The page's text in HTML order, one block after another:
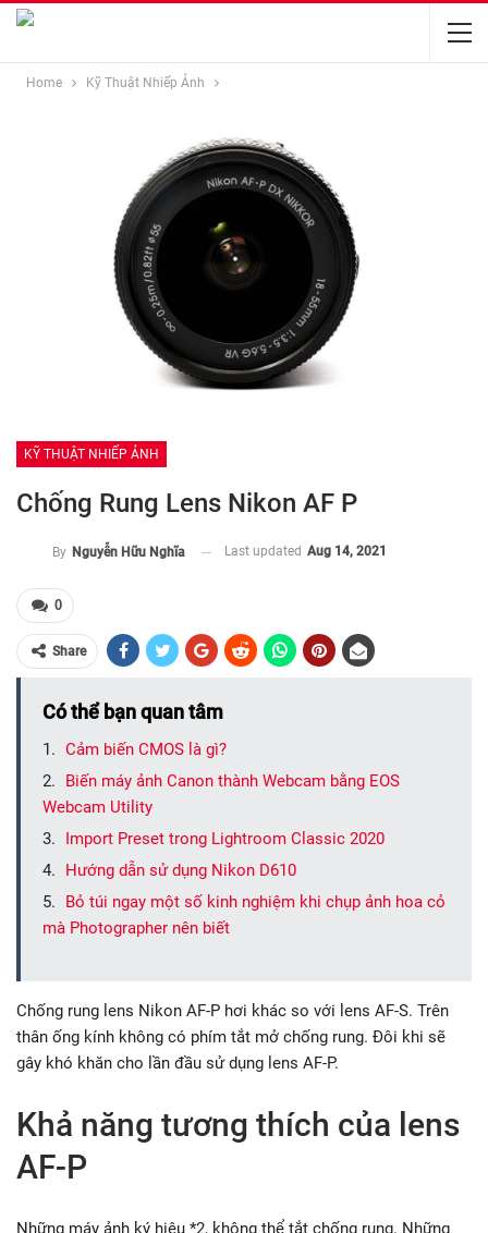
Home Kỹ Thuật Nhiếp Ảnh
KỸ THUẬT NHIẾP ẢNH
Chống Rung Lens Nikon AF P
By Nguyễn Hữu Nghĩa Last updated Aug 14, 2021
0
Share
Có thể bạn quan tâm
Cảm biến CMOS là gì?
Biến máy ảnh Canon thành Webcam bằng EOS
Webcam Utility
Import Preset trong Lightroom Classic 2020
Hướng dẫn sử dụng Nikon D610
Bỏ túi ngay một số kinh nghiệm khi chụp ảnh hoa cỏ
mà Photographer nên biết
Chống rung lens Nikon AF-P hơi khác so với lens AF-S. Trên
thân ống kính không có phím tắt mở chống rung. Đôi khi sẽ
gây khó khăn cho lần đầu sử dụng lens AF-P.
Khả năng tương thích của lens
AF-P
Những máy ảnh ký hiệu *2, không thể tắt chống rung. Những